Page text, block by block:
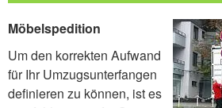
Möbelspedition
Um den korrekten Aufwand
für Ihr Umzugsunterfangen
definieren zu können, ist es